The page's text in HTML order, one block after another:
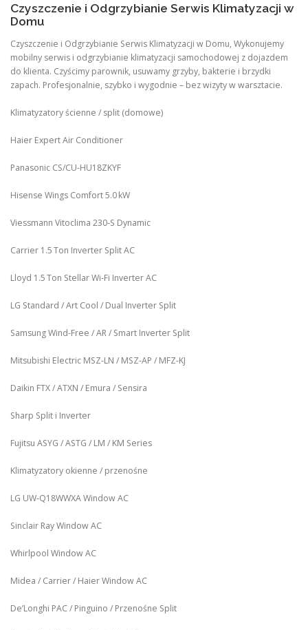
Czyszczenie i Odgrzybianie Serwis Klimatyzacji w
Domu
Czyszczenie i Odgrzybianie Serwis Klimatyzacji w Domu, Wykonujemy
mobilny serwis i odgrzybianie klimatyzacji samochodowej z dojazdem
do klienta. Czyścimy parownik, usuwamy grzyby, bakterie i brzydki
zapach. Profesjonalnie, szybko i wygodnie – bez wizyty w warsztacie.
Klimatyzatory ścienne / split (domowe)
Haier Expert Air Conditioner
Panasonic CS/CU‑HU18ZKYF
Hisense Wings Comfort 5.0 kW
Viessmann Vitoclima 230‑S Dynamic
Carrier 1.5 Ton Inverter Split AC
Lloyd 1.5 Ton Stellar Wi‑Fi Inverter AC
LG Standard / Art Cool / Dual Inverter Split
Samsung Wind-Free / AR / Smart Inverter Split
Mitsubishi Electric MSZ‑LN / MSZ‑AP / MFZ-KJ
Daikin FTX / ATXN / Emura / Sensira
Sharp Split i Inverter
Fujitsu ASYG / ASTG / LM / KM Series
Klimatyzatory okienne / przenośne
LG UW‑Q18WWXA Window AC
Sinclair Ray Window AC
Whirlpool Window AC
Midea / Carrier / Haier Window AC
De’Longhi PAC / Pinguino / Przenośne Split